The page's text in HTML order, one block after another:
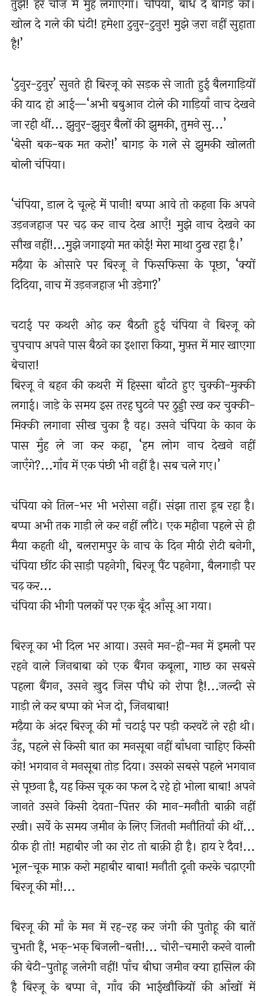
तुझे! हर चीज़ में मुँह लगाएगा। चंपिया, बाँध दे बागड़ को।
खोल दे गले की घंटी! हमेशा टुनुर-टुनुर! मुझे ज़रा नहीं सुहाता
है!’
‘टुनुर-टुनुर’ सुनते ही बिरजू को सड़क से जाती हुई बैलगाड़ियों
की याद हो आई—‘अभी बबुआन टोले की गाड़ियाँ नाच देखने
जा रही थीं... झुनुर-झुनुर बैलों की झुमकी, तुमने सु...’
‘बेसी बक-बक मत करो!’ बागड़ के गले से झुमकी खोलती
बोली चंपिया।
‘चंपिया, डाल दे चूल्हे में पानी! बप्पा आवे तो कहना कि अपने
उड़नजहाज़ पर चढ़ कर नाच देख आएँ! मुझे नाच देखने का
सौख नहीं!...मुझे जगाइयो मत कोई! मेरा माथा दुख रहा है।’
मढ़ैया के ओसारे पर बिरजू ने फिसफिसा के पूछा, ‘क्यों
दिदिया, नाच में उड़नजहाज़ भी उड़ेगा?’
चटाई पर कथरी ओढ़ कर बैठती हुई चंपिया ने बिरजू को
चुपचाप अपने पास बैठने का इशारा किया, मुफ़्त में मार खाएगा
बेचारा!
बिरजू ने बहन की कथरी में हिस्सा बाँटते हुए चुक्की-मुक्की
लगाई। जाड़े के समय इस तरह घुटने पर ठुड्डी रख कर चुक्की-
मिक्की लगाना सीख चुका है वह। उसने चंपिया के कान के
पास मुँह ले जा कर कहा, ‘हम लोग नाच देखने नहीं
जाएँगे?...गाँव में एक पंछी भी नहीं है। सब चले गए।’
चंपिया को तिल-भर भी भरोसा नहीं। संझा तारा डूब रहा है।
बप्पा अभी तक गाड़ी ले कर नहीं लौटे। एक महीना पहले से ही
मैया कहती थी, बलरामपुर के नाच के दिन मीठी रोटी बनेगी,
चंपिया छींट की साड़ी पहनेगी, बिरजू पैंट पहनेगा, बैलगाड़ी पर
चढ़ कर...
चंपिया की भीगी पलकों पर एक बूँद आँसू आ गया।
बिरजू का भी दिल भर आया। उसने मन-ही-मन में इमली पर
रहने वाले जिनबाबा को एक बैंगन कबूला, गाछ का सबसे
पहला बैंगन, उसने ख़ुद जिस पौधे को रोपा है!...जल्दी से
गाड़ी ले कर बप्पा को भेज दो, जिनबाबा!
मढ़ैया के अंदर बिरजू की माँ चटाई पर पड़ी करवटें ले रही थी।
उँह, पहले से किसी बात का मनसूबा नहीं बाँधना चाहिए किसी
को! भगवान ने मनसूबा तोड़ दिया। उसको सबसे पहले भगवान
से पूछना है, यह किस चूक का फल दे रहे हो भोला बाबा! अपने
जानते उसने किसी देवता-पित्तर की मान-मनौती बाक़ी नहीं
रखी। सर्वे के समय ज़मीन के लिए जितनी मनौतियाँ की थीं...
ठीक ही तो! महाबीर जी का रोट तो बाक़ी ही है। हाय रे दैव!...
भूल-चूक माफ़ करो महाबीर बाबा! मनौती दूनी करके चढ़ाएगी
बिरजू की माँ!...
बिरजू की माँ के मन में रह-रह कर जंगी की पुतोहू की बातें
चुभती हैं, भक्-भक् बिजली-बत्ती!... चोरी-चमारी करने वाली
की बेटी-पुतोहू जलेगी नहीं! पाँच बीघा ज़मीन क्या हासिल की
है बिरजू के बप्पा ने, गाँव की भाईखौकियों की आँखों में